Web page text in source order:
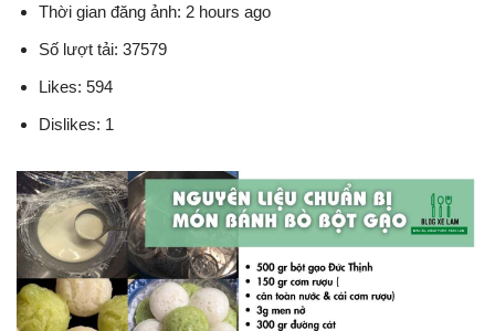
Thời gian đăng ảnh: 2 hours ago
Số lượt tải: 37579
Likes: 594
Dislikes: 1